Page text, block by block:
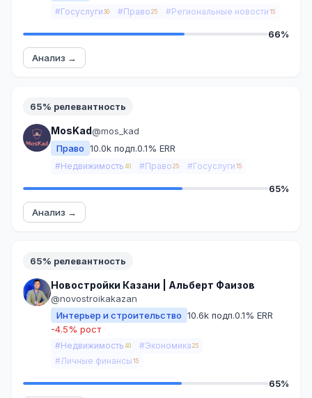
#Госуслуги 30 #Право 25 #Региональные новости 15
66%
Анализ →
65% релевантность
MosKad@mos_kad
Право 10.0k подп.0.1% ERR
#Недвижимость 40 #Право 25 #Госуслуги 15
65%
Анализ →
65% релевантность
Новостройки Казани | Альберт Фаизов
@novostroikakazan
Интерьер и строительство 10.6k подп.0.1% ERR
-4.5% рост
#Недвижимость 40 #Экономика 25
#Личные финансы 15
65%